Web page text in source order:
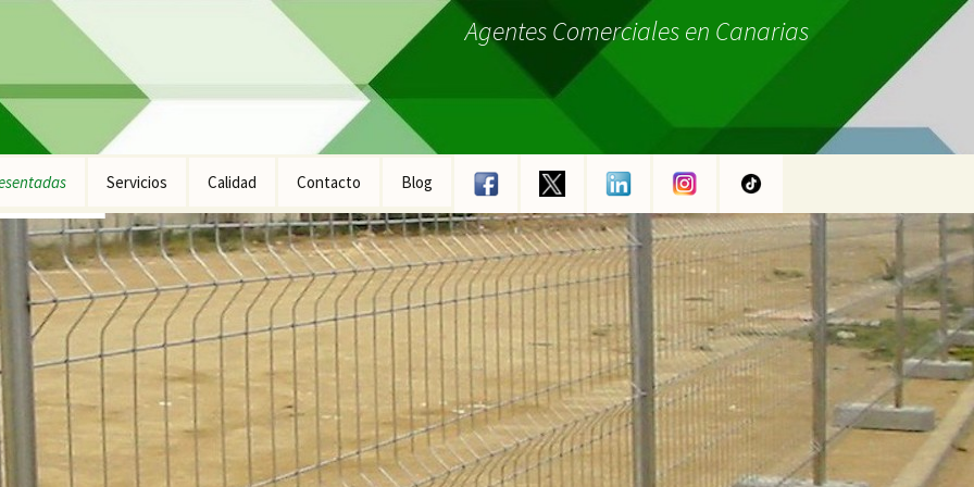
Agentes Comerciales en Canarias
Fontanería
Construcción
Industrial
Equipamiento
Servicios Calidad Contacto Blog